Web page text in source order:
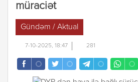
müraciət
Gündəm / Aktual
7-10-2025, 18:47 281